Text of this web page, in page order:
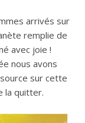
arrivés sur
remplie de
avec joie !
nous avons
sur cette
la quitter.